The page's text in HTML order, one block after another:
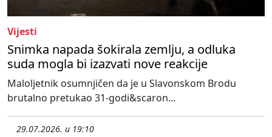
Vijesti
Snimka napada šokirala zemlju, a odluka
suda mogla bi izazvati nove reakcije
Maloljetnik osumnjičen da je u Slavonskom Brodu
brutalno pretukao 31-godi&scaron...
29.07.2026. u 19:10